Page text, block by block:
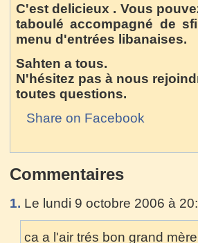
C'est delicieux . Vous
taboulé accompagné de
menu d'entrées libanaises.
Sahten a tous.
N'hésitez pas à nous
toutes questions.
Share on Facebook
Commentaires
1. Le lundi 9 octobre 2006 à
ca a l'air trés bon grand mère